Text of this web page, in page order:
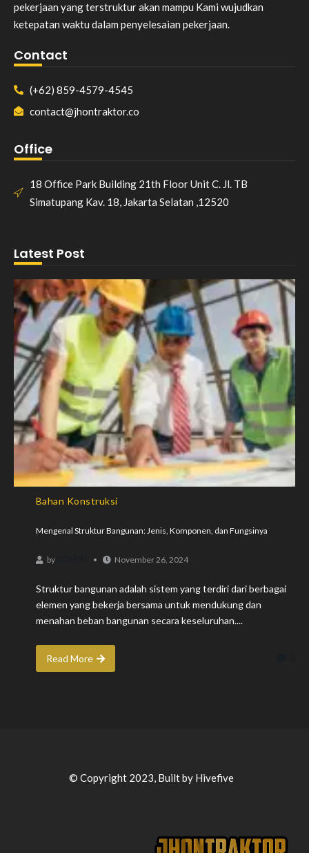
pekerjaan yang terstruktur akan mampu Kami wujudkan
ketepatan waktu dalam penyelesaian pekerjaan.
Contact
(+62) 859-4579-4545
contact@jhontraktor.co
Office
18 Office Park Building 21th Floor Unit C. Jl. TB
Simatupang Kav. 18, Jakarta Selatan ,12520
Latest Post
Bahan Konstruksi
Mengenal Struktur Bangunan: Jenis, Komponen, dan Fungsinya
by November 26, 2024
Struktur bangunan adalah sistem yang terdiri dari berbagai
elemen yang bekerja bersama untuk mendukung dan
menahan beban bangunan secara keseluruhan....
Read More
© Copyright 2023, Built by Hivefive